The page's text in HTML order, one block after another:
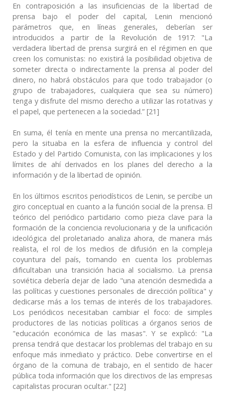
En contraposición a las insuficiencias de la libertad de
prensa bajo el poder del capital, Lenin mencionó
parámetros que, en líneas generales, deberían ser
introducidos a partir de la Revolución de 1917: "La
verdadera libertad de prensa surgirá en el régimen en que
creen los comunistas: no existirá la posibilidad objetiva de
someter directa o indirectamente la prensa al poder del
dinero, no habrá obstáculos para que todo trabajador (o
grupo de trabajadores, cualquiera que sea su número)
tenga y disfrute del mismo derecho a utilizar las rotativas y
el papel, que pertenecen a la sociedad.” [21]
En suma, él tenía en mente una prensa no mercantilizada,
pero la situaba en la esfera de influencia y control del
Estado y del Partido Comunista, con las implicaciones y los
límites de ahí derivados en los planes del derecho a la
información y de la libertad de opinión.
En los últimos escritos periodísticos de Lenin, se percibe un
giro conceptual en cuanto a la función social de la prensa. El
teórico del periódico partidario como pieza clave para la
formación de la conciencia revolucionaria y de la unificación
ideológica del proletariado analiza ahora, de manera más
realista, el rol de los medios de difusión en la compleja
coyuntura del país, tomando en cuenta los problemas
dificultaban una transición hacia al socialismo. La prensa
soviética debería dejar de lado "una atención desmedida a
las políticas y cuestiones personales de dirección política" y
dedicarse más a los temas de interés de los trabajadores.
Los periódicos necesitaban cambiar el foco: de simples
productores de las noticias políticas a órganos serios de
"educación económica de las masas". Y se explicó: "La
prensa tendrá que destacar los problemas del trabajo en su
enfoque más inmediato y práctico. Debe convertirse en el
órgano de la comuna de trabajo, en el sentido de hacer
pública toda información que los directivos de las empresas
capitalistas procuran ocultar." [22]